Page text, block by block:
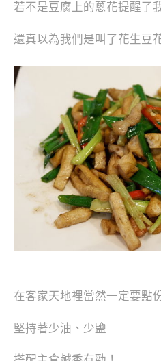
若不是豆腐上的蔥花提醒了
還真以為我們是叫了花生豆
在客家天地裡當然一定要點
堅持著少油、少鹽